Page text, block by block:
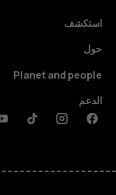
Terra M
HMD DUB
HMD Watch
للأعمال
استكشف
حول
Planet and people
الدعم
Facebook
Instagram
Tiktok